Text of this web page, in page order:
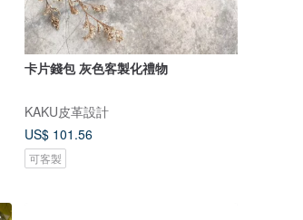
卡片錢包 灰色客製化禮物
KAKU皮革設計
US$ 101.56
可客製